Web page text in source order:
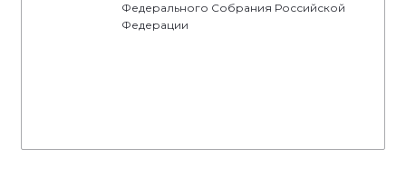
Федерального Собрания Российской
Федерации